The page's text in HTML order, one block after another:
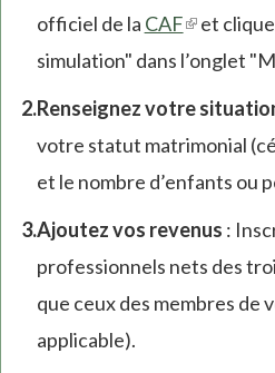
officiel de la CAF(link
is
external)
et
simulation" dans l’onglet
Renseignez votre
votre statut matrimonial
et le nombre d’enfants ou
Ajoutez vos revenus :
professionnels nets des
que ceux des membres de
applicable).